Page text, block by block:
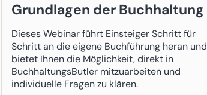
Grundlagen der Buchhaltung
Dieses Webinar führt Einsteiger Schritt für
Schritt an die eigene Buchführung heran und
bietet Ihnen die Möglichkeit, direkt in
BuchhaltungsButler mitzuarbeiten und
individuelle Fragen zu klären.